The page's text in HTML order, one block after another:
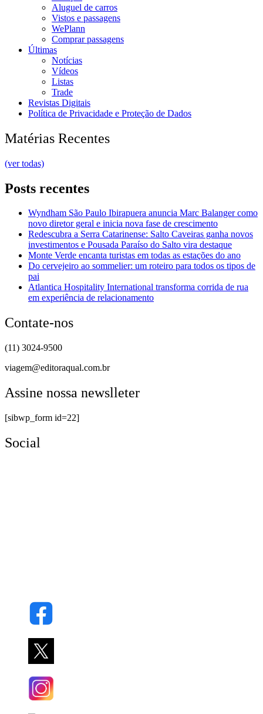
Aluguel de carros
Vistos e passagens
WePlann
Comprar passagens
Últimas
Notícias
Vídeos
Listas
Trade
Revistas Digitais
Política de Privacidade e Proteção de Dados
Matérias Recentes
(ver todas)
Posts recentes
Wyndham São Paulo Ibirapuera anuncia Marc Balanger como
novo diretor geral e inicia nova fase de crescimento
Redescubra a Serra Catarinense: Salto Caveiras ganha novos
investimentos e Pousada Paraíso do Salto vira destaque
Monte Verde encanta turistas em todas as estações do ano
Do cervejeiro ao sommelier: um roteiro para todos os tipos de
pai
Atlantica Hospitality International transforma corrida de rua
em experiência de relacionamento
Contate-nos
(11) 3024-9500
viagem@editoraqual.com.br
Assine nossa newslleter
[sibwp_form id=22]
Social